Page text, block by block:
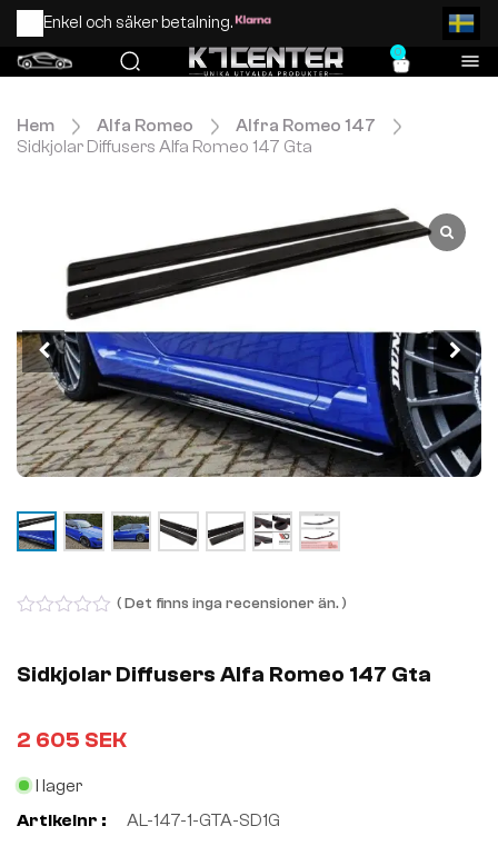
Enkel och säker betalning.
0
Hem Alfa Romeo
Alfra Romeo 147
Sidkjolar Diffusers Alfa Romeo 147 Gta
of
5
( Det finns inga recensioner än. )
Sidkjolar Diffusers Alfa Romeo 147 Gta
2 605 SEK
I lager
Artikelnr :
AL-147-1-GTA-SD1G